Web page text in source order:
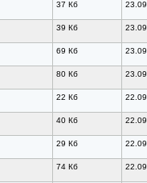
37 Кб
39 Кб
69 Кб
80 Кб
22 Кб
40 Кб
29 Кб
74 Кб